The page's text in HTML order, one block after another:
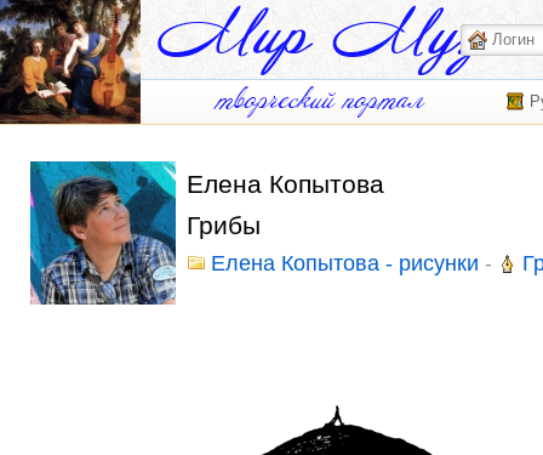
Елена Копытова
Грибы
Елена Копытова - рисунки -